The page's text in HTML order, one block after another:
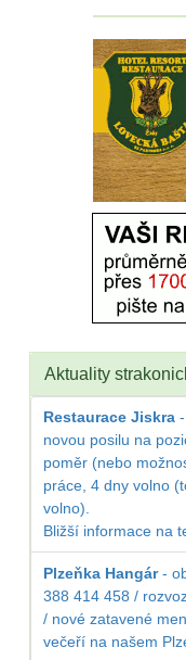
Aktuality
Restaurace Jiskra
novou posilu na
poměr (nebo
práce, 4 dny volno
volno).
Bližší informace na
Plzeňka Hangár-
388 414 458 /
/ nové zatavené
večeří na našem